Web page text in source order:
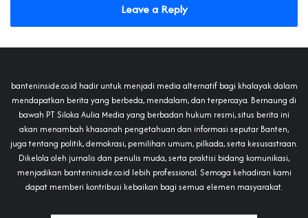
Leave a Reply
banteninside.co.id hadir untuk menjadi media alternatif bagi khalayak dalam
mendapatkan berita yang berbeda, mendalam, dan terpercaya. Bernaung di
bawah PT Siloka Aulia Media yang berbadan hukum resmi, situs berita ini
akan menambah khasanah pengetahuan dan informasi seputar Banten,
juga tentang politik, demokrasi, pemilihan umum, pilkada, serta kesusastraan.
Dikelola oleh jurnalis dan penulis muda, serta praktisi bidang komunikasi,
menjadikan banteninside.co.id lebih professional. Semoga kehadiran kami
dapat memberi kontribusi kebaikan bagi semua elemen masyarakat.